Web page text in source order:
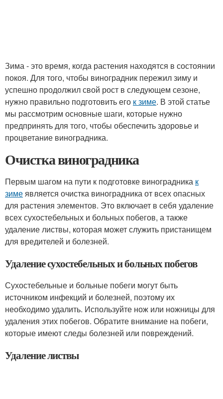
Зима - это время, когда растения находятся в состоянии
покоя. Для того, чтобы виноградник пережил зиму и
успешно продолжил свой рост в следующем сезоне,
нужно правильно подготовить его к зиме. В этой статье
мы рассмотрим основные шаги, которые нужно
предпринять для того, чтобы обеспечить здоровье и
процветание виноградника.
Очистка виноградника
Первым шагом на пути к подготовке виноградника к
зимеявляется очистка виноградника от всех опасных
для растения элементов. Это включает в себя удаление
всех сухостебельных и больных побегов, а также
удаление листвы, которая может служить пристанищем
для вредителей и болезней.
Удаление сухостебельных и больных побегов
Сухостебельные и больные побеги могут быть
источником инфекций и болезней, поэтому их
необходимо удалить. Используйте нож или ножницы для
удаления этих побегов. Обратите внимание на побеги,
которые имеют следы болезней или повреждений.
Удаление листвы